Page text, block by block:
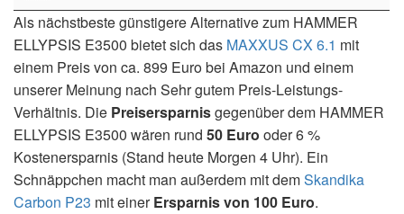
Als nächstbeste günstigere Alternative zum HAMMER
ELLYPSIS E3500 bietet sich das MAXXUS CX 6.1 mit
einem Preis von ca. 899 Euro bei Amazon und einem
unserer Meinung nach Sehr gutem Preis-Leistungs-
Verhältnis. Die Preisersparnisgegenüber dem HAMMER
ELLYPSIS E3500 wären rund 50 Euro oder 6 %
Kostenersparnis (Stand heute Morgen 4 Uhr). Ein
Schnäppchen macht man außerdem mit demSkandika
Carbon P23 mit einerErsparnis von 100 Euro.